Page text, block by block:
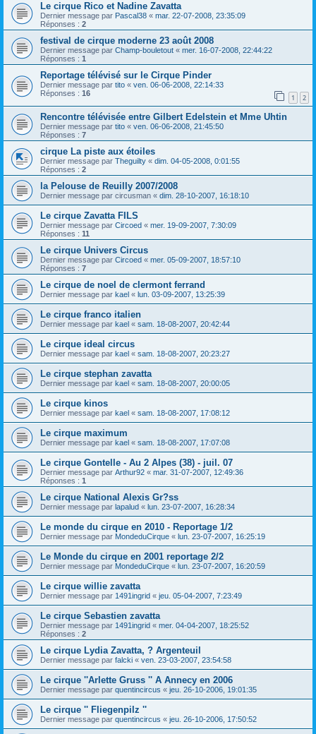
Le cirque Rico et Nadine Zavatta
Dernier message par Pascal38 « mar. 22-07-2008, 23:35:09
Réponses : 2
festival de cirque moderne 23 août 2008
Dernier message par Champ-bouletout « mer. 16-07-2008, 22:44:22
Réponses : 1
Reportage télévisé sur le Cirque Pinder
Dernier message par tito « ven. 06-06-2008, 22:14:33
Réponses : 16 1 2
Rencontre télévisée entre Gilbert Edelstein et Mme Uhtin
Dernier message par tito « ven. 06-06-2008, 21:45:50
Réponses : 7
cirque La piste aux étoiles
Dernier message par Theguilty « dim. 04-05-2008, 0:01:55
Réponses : 2
la Pelouse de Reuilly 2007/2008
Dernier message par circusman « dim. 28-10-2007, 16:18:10
Le cirque Zavatta FILS
Dernier message par Circoed « mer. 19-09-2007, 7:30:09
Réponses : 11
Le cirque Univers Circus
Dernier message par Circoed « mer. 05-09-2007, 18:57:10
Réponses : 7
Le cirque de noel de clermont ferrand
Dernier message par kael « lun. 03-09-2007, 13:25:39
Le cirque franco italien
Dernier message par kael « sam. 18-08-2007, 20:42:44
Le cirque ideal circus
Dernier message par kael « sam. 18-08-2007, 20:23:27
Le cirque stephan zavatta
Dernier message par kael « sam. 18-08-2007, 20:00:05
Le cirque kinos
Dernier message par kael « sam. 18-08-2007, 17:08:12
Le cirque maximum
Dernier message par kael « sam. 18-08-2007, 17:07:08
Le cirque Gontelle - Au 2 Alpes (38) - juil. 07
Dernier message par Arthur92 « mar. 31-07-2007, 12:49:36
Réponses : 1
Le cirque National Alexis Gr?ss
Dernier message par lapalud « lun. 23-07-2007, 16:28:34
Le monde du cirque en 2010 - Reportage 1/2
Dernier message par MondeduCirque « lun. 23-07-2007, 16:25:19
Le Monde du cirque en 2001 reportage 2/2
Dernier message par MondeduCirque « lun. 23-07-2007, 16:20:59
Le cirque willie zavatta
Dernier message par 1491ingrid « jeu. 05-04-2007, 7:23:49
Le cirque Sebastien zavatta
Dernier message par 1491ingrid « mer. 04-04-2007, 18:25:52
Réponses : 2
Le cirque Lydia Zavatta, ? Argenteuil
Dernier message par falcki « ven. 23-03-2007, 23:54:58
Le cirque ''Arlette Gruss '' A Annecy en 2006
Dernier message par quentincircus « jeu. 26-10-2006, 19:01:35
Le cirque '' Fliegenpilz ''
Dernier message par quentincircus « jeu. 26-10-2006, 17:50:52